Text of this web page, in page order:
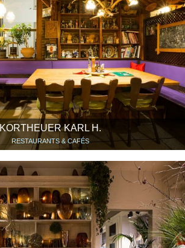
KORTHEUER KARL H.
RESTAURANTS & CAFÉS